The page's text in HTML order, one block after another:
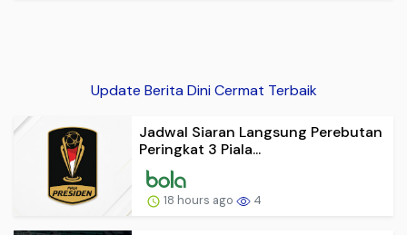
Update Berita Dini Cermat Terbaik
Jadwal Siaran Langsung Perebutan
Peringkat 3 Piala...
18 hours ago 4